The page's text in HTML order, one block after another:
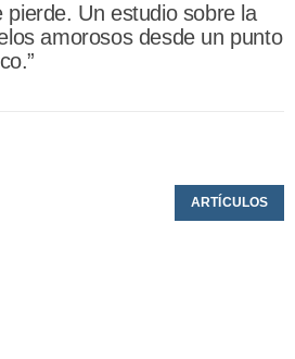
pierde. Un estudio sobre la
amorosos desde un punto
ARTÍCULOS